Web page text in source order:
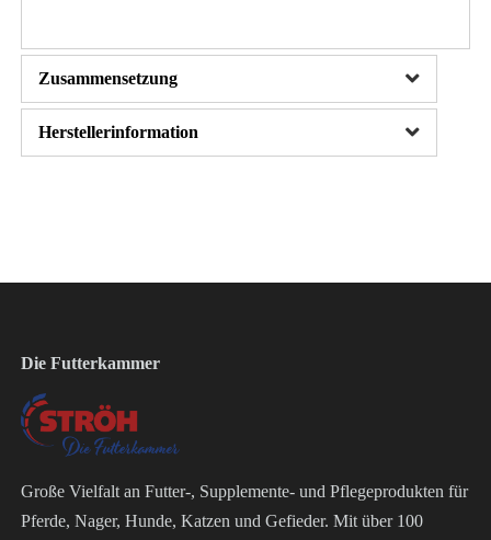
Zusammensetzung
Herstellerinformation
Die Futterkammer
Große Vielfalt an Futter-, Supplemente- und Pflegeprodukten für
Pferde, Nager, Hunde, Katzen und Gefieder. Mit über 100